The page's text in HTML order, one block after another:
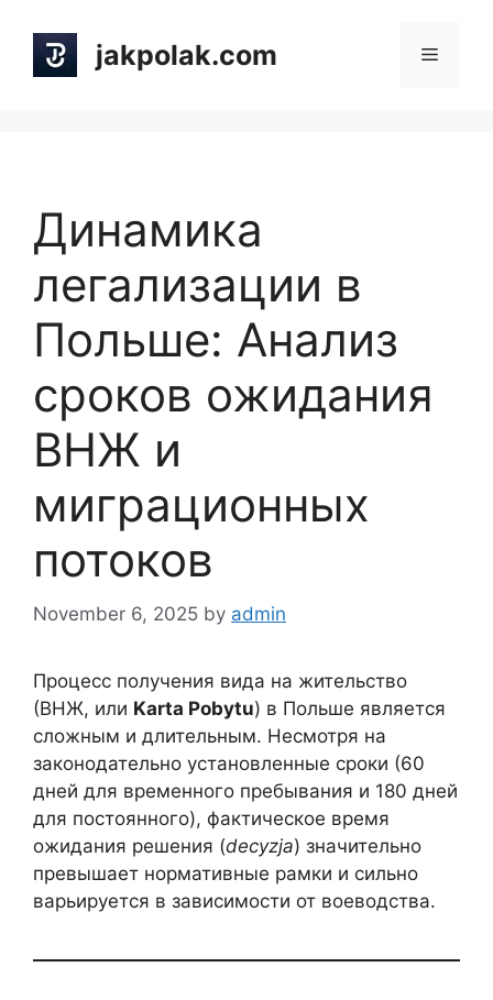
content
jakpolak.com Menu
Динамика
легализации в
Польше: Анализ
сроков ожидания
ВНЖ и
миграционных
потоков
November 6, 2025 by admin
Процесс получения вида на жительство
(ВНЖ, или Karta Pobytu) в Польше является
сложным и длительным. Несмотря на
законодательно установленные сроки (60
дней для временного пребывания и 180 дней
для постоянного), фактическое время
ожидания решения (decyzja) значительно
превышает нормативные рамки и сильно
варьируется в зависимости от воеводства.